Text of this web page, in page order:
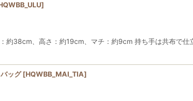
]
38cm、高さ：約19cm、マチ：約9cm 持ち手は共布で仕
ッグ [HQWBB_MAI_TIA]